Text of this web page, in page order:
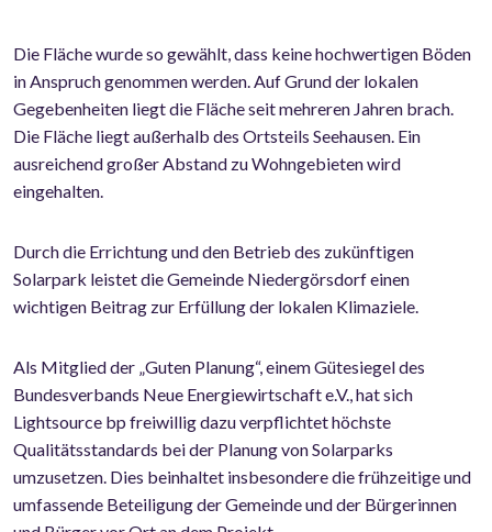
Die Fläche wurde so gewählt, dass keine hochwertigen Böden
in Anspruch genommen werden. Auf Grund der lokalen
Gegebenheiten liegt die Fläche seit mehreren Jahren brach.
Die Fläche liegt außerhalb des Ortsteils Seehausen. Ein
ausreichend großer Abstand zu Wohngebieten wird
eingehalten.
Durch die Errichtung und den Betrieb des zukünftigen
Solarpark leistet die Gemeinde Niedergörsdorf einen
wichtigen Beitrag zur Erfüllung der lokalen Klimaziele.
Als Mitglied der „Guten Planung“, einem Gütesiegel des
Bundesverbands Neue Energiewirtschaft e.V., hat sich
Lightsource bp freiwillig dazu verpflichtet höchste
Qualitätsstandards bei der Planung von Solarparks
umzusetzen. Dies beinhaltet insbesondere die frühzeitige und
umfassende Beteiligung der Gemeinde und der Bürgerinnen